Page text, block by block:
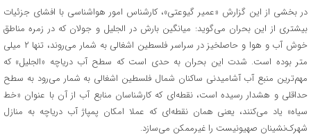
در بخشی از این گزارش «عمیر گیوعتی»، کارشناس امور هواشناسی با افشای جزئیات
بیشتری از این بحران می‌گوید: میانگین بارش در الجلیل و جولان که در زمره مناطق
خوش آب و هوا و حاصلخیز در سراسر فلسطین اشغالی به شمار می‌روند، تنها ۲ میلی
متر بوده است. شدت این بحران به حدی است که سطح آب دریاچه «الجلیل» که
مهم‌ترین منبع آب آشامیدنی ساکنان شمال فلسطین اشغالی به شمار می‌رود به سطح
حداقلی و هشدار رسیده است، نقطه‌ای که کارشناسان منابع آب از آن با عنوان «خط
سیاه» یاد می‌کنند، یعنی همان نقطه‌ای که عملا امکان پمپاژ آب دریاچه به منازل
شهرک‌نشینان صهیونیست را غیرممکن می‌سازد.